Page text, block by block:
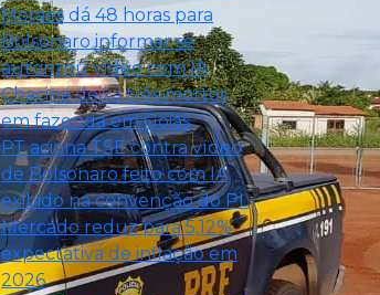
Moraes dá 48 horas para
Bolsonaro informar se
autorizou vídeo com IA
Chacina deixa três mortos
em fazenda em Goiás
PT aciona TSE contra vídeo
de Bolsonaro feito com IA
exibido na convenção do PL
Mercado reduz para 5,12%
expectativa de inflação em
2026